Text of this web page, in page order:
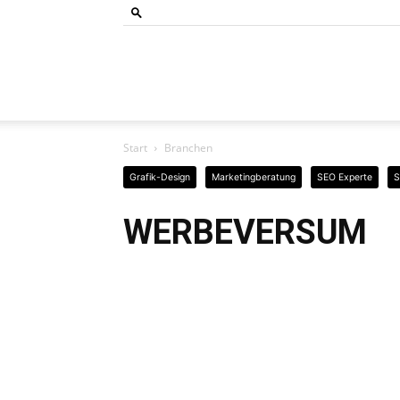
der
Start Branchen
Grafik-Design Marketingberatung SEO Experte
WERBEVERSUM